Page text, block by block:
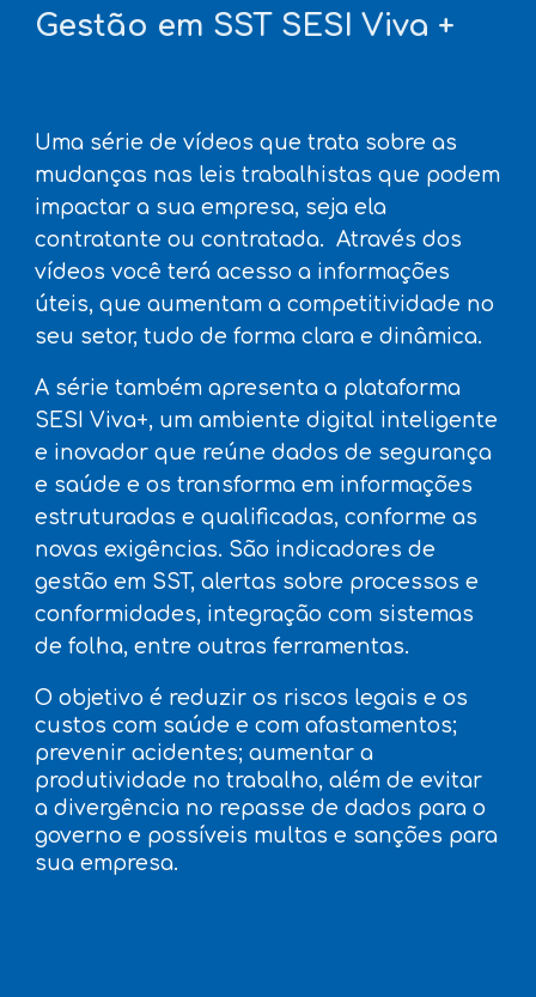
Gestão em SST SESI Viva +
Uma série de vídeos que trata sobre as
mudanças nas leis trabalhistas que podem
impactar a sua empresa, seja ela
contratante ou contratada. Através dos
vídeos você terá acesso a informações
úteis, que aumentam a competitividade no
seu setor, tudo de forma clara e dinâmica.
A série também apresenta a plataforma
SESI Viva+, um ambiente digital inteligente
e inovador que reúne dados de segurança
e saúde e os transforma em informações
estruturadas e qualificadas, conforme as
novas exigências. São indicadores de
gestão em SST, alertas sobre processos e
conformidades, integração com sistemas
de folha, entre outras ferramentas.
O objetivo é reduzir os riscos legais e os
custos com saúde e com afastamentos;
prevenir acidentes; aumentar a
produtividade no trabalho, além de evitar
a divergência no repasse de dados para o
governo e possíveis multas e sanções para
sua empresa.